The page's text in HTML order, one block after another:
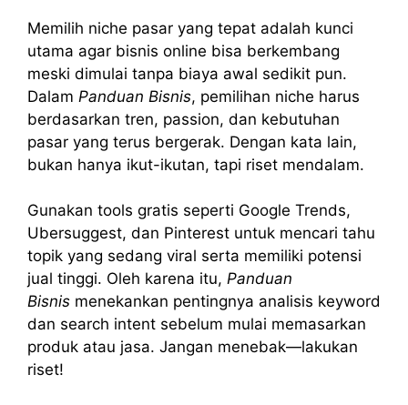
Memilih niche pasar yang tepat adalah kunci
utama agar bisnis online bisa berkembang
meski dimulai tanpa biaya awal sedikit pun.
Dalam Panduan Bisnis, pemilihan niche harus
berdasarkan tren, passion, dan kebutuhan
pasar yang terus bergerak. Dengan kata lain,
bukan hanya ikut-ikutan, tapi riset mendalam.
Gunakan tools gratis seperti Google Trends,
Ubersuggest, dan Pinterest untuk mencari tahu
topik yang sedang viral serta memiliki potensi
jual tinggi. Oleh karena itu, Panduan
Bisnis menekankan pentingnya analisis keyword
dan search intent sebelum mulai memasarkan
produk atau jasa. Jangan menebak—lakukan
riset!